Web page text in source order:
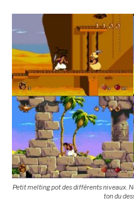
Petit melting pot des différents niveaux.
ton du